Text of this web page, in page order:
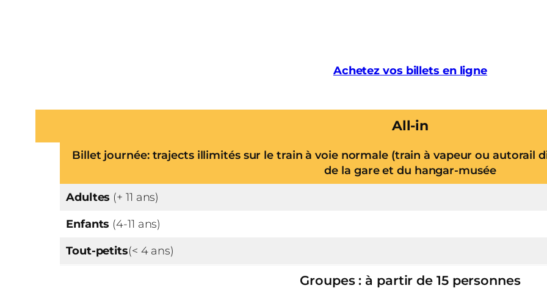
Achetez vos billets en ligne
All-in
Billet journée: trajects illimités sur le train à voie normale (train à vapeur ou autorail
de la gare et du hangar-musée
Adultes (+ 11 ans)
Enfants (4-11 ans)
Tout-petits(< 4 ans)
Groupes : à partir de 15 personnes